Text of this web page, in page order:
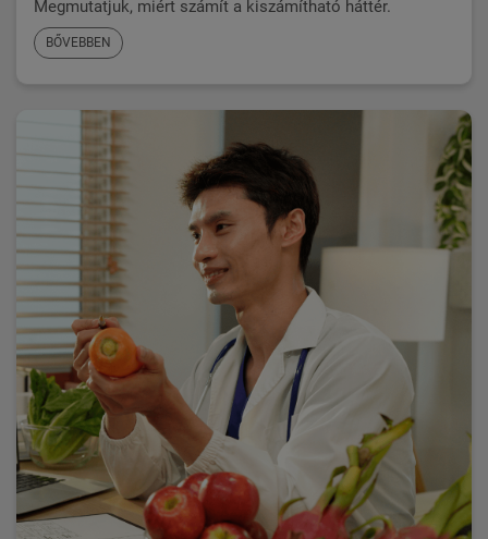
Megmutatjuk, miért számít a kiszámítható háttér.
BŐVEBBEN